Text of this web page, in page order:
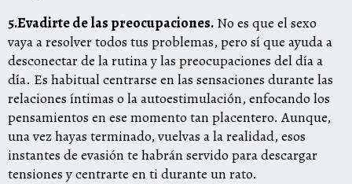
5.Evadirte de las preocupaciones. No es que el sexo
vaya a resolver todos tus problemas, pero sí que ayuda a
desconectar de la rutina y las preocupaciones del día a
día. Es habitual centrarse en las sensaciones durante las
relaciones íntimas o la autoestimulación, enfocando los
pensamientos en ese momento tan placentero. Aunque,
una vez hayas terminado, vuelvas a la realidad, esos
instantes de evasión te habrán servido para descargar
tensiones y centrarte en ti durante un rato.